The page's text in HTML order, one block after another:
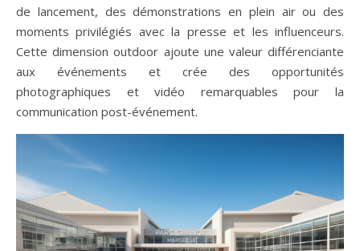
de lancement, des démonstrations en plein air ou des
moments privilégiés avec la presse et les influenceurs.
Cette dimension outdoor ajoute une valeur différenciante
aux événements et crée des opportunités
photographiques et vidéo remarquables pour la
communication post-événement.